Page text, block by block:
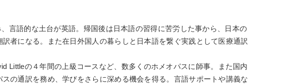
言語的な土台が英語。帰国後は日本語の習得に苦労した事から、日本の
者になる。また在日外国人の暮らしと日本語を繋ぐ実践として医療通訳
Littleの４年間の上級コースなど、数多くのホメオパスに師事。また国内
の通訳を務め、学びをさらに深める機会を得る。言語サポートや講義な